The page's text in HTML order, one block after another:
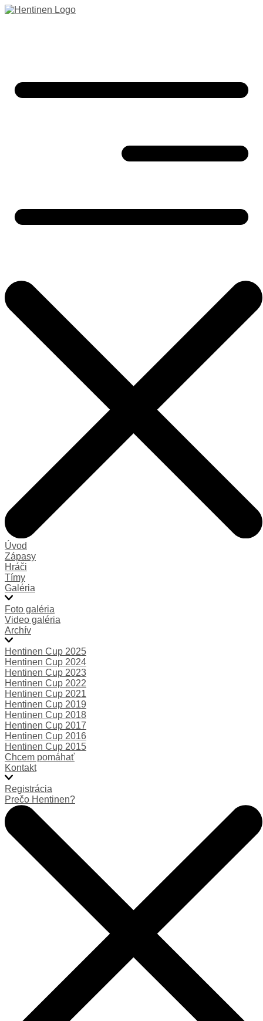
Preskočiť
Úvod
Zápasy
Hráči
Tímy
Galéria
Foto galéria
Video galéria
Archív
Hentinen Cup 2025
Hentinen Cup 2024
Hentinen Cup 2023
Hentinen Cup 2022
Hentinen Cup 2021
Hentinen Cup 2019
Hentinen Cup 2018
Hentinen Cup 2017
Hentinen Cup 2016
Hentinen Cup 2015
Chcem pomáhať
Kontakt
Registrácia
Prečo Hentinen?